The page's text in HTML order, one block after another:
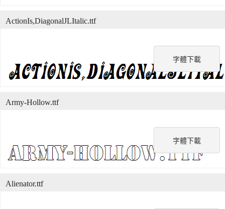
字體下載
ActionIs,DiagonalJLItalic.ttf
字體下載
Army-Hollow.ttf
Alienator.ttf